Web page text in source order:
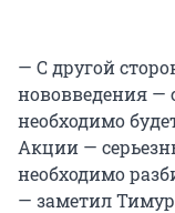
— С другой
нововведения —
необходимо
Акции —
необходимо
— заметил